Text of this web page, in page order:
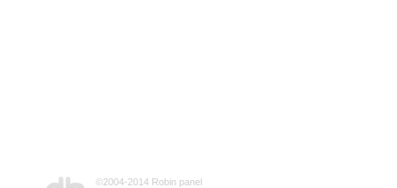
©2004-2014 Robin panel